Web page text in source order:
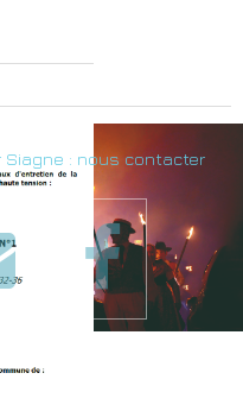
Siagne : nous contacter